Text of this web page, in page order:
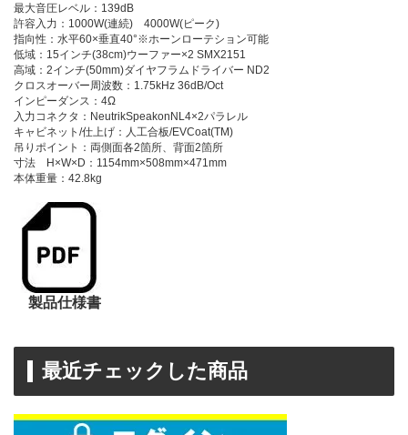
最大音圧レベル：139dB
許容入力：1000W(連続) 4000W(ピーク)
指向性：水平60×垂直40°※ホーンローテション可能
低域：15インチ(38cm)ウーファー×2 SMX2151
高域：2インチ(50mm)ダイヤフラムドライバー ND2
クロスオーバー周波数：1.75kHz 36dB/Oct
インピーダンス：4Ω
入力コネクタ：NeutrikSpeakonNL4×2パラレル
キャビネット/仕上げ：人工合板/EVCoat(TM)
吊りポイント：両側面各2箇所、背面2箇所
寸法 H×W×D：1154mm×508mm×471mm
本体重量：42.8kg
製品仕様書
最近チェックした商品